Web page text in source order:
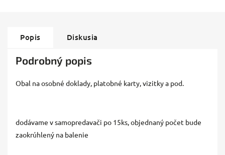
Popis Diskusia
Podrobný popis
Obal na osobné doklady, platobné karty, vizitky a pod.
dodávame v samopredavači po 15ks, objednaný počet bude
zaokrúhlený na balenie